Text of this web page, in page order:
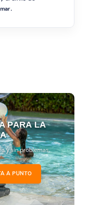
PARA LA
y sin problemas.
A PUNTO